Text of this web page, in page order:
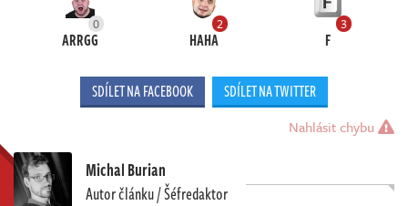
0
ARRGG
2
HAHA
3
F
SDÍLET NA FACEBOOK SDÍLET NA TWITTER
Nahlásit chybu
Michal Burian
Autor článku / Šéfredaktor